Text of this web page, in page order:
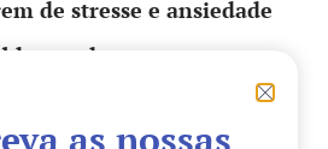
de stresse e ansiedade
de sono
melhorar a sua saúde